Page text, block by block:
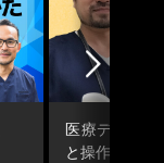
医療デバイ
と操作